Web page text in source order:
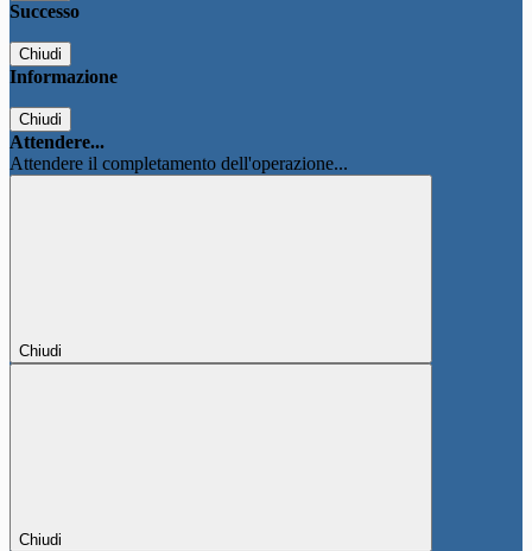
Successo
Chiudi
Informazione
Chiudi
Attendere...
Attendere il completamento dell'operazione...
Chiudi
Chiudi